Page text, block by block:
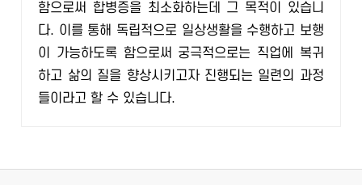
함으로써 합병증을 최소화하는데 그 목적이 있습니
다. 이를 통해 독립적으로 일상생활을 수행하고 보행
이 가능하도록 함으로써 궁극적으로는 직업에 복귀
하고 삶의 질을 향상시키고자 진행되는 일련의 과정
들이라고 할 수 있습니다.